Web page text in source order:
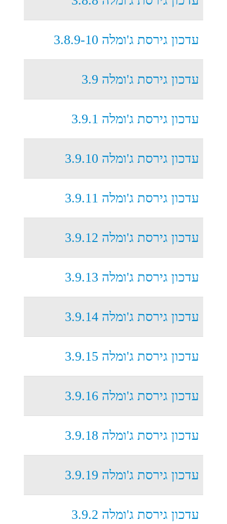
עדכון גירסת ג'ומלה 3.8.9-10
עדכון גירסת ג'ומלה 3.9
עדכון גירסת ג'ומלה 3.9.1
עדכון גירסת ג'ומלה 3.9.10
עדכון גירסת ג'ומלה 3.9.11
עדכון גירסת ג'ומלה 3.9.12
עדכון גירסת ג'ומלה 3.9.13
עדכון גירסת ג'ומלה 3.9.14
עדכון גירסת ג'ומלה 3.9.15
עדכון גירסת ג'ומלה 3.9.16
עדכון גירסת ג'ומלה 3.9.18
עדכון גירסת ג'ומלה 3.9.19
עדכון גירסת ג'ומלה 3.9.2